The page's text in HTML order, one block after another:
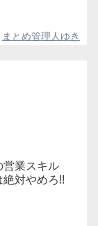
まとめ管理人ゆき
営業スキル
絶対やめろ!!